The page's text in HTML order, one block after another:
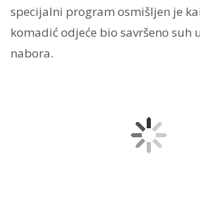
specijalni program osmišljen je
komadić odjeće bio savršeno suh
nabora.